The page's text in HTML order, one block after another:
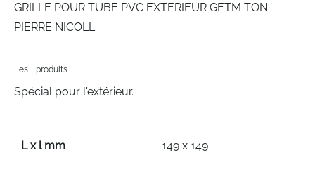
GRILLE POUR TUBE PVC EXTERIEUR GETM TON
PIERRE NICOLL
Les + produits
Spécial pour l'extérieur.
L x l mm 149 x 149